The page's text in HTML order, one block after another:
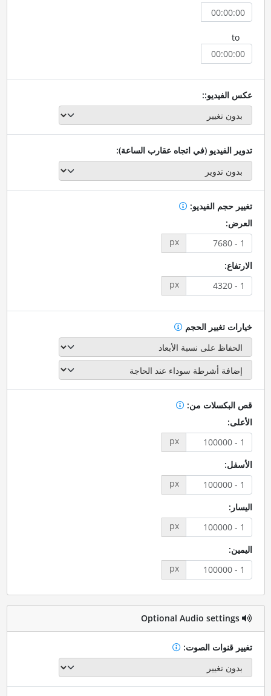
to
عكس الفيديو::
تدوير الفيديو (في اتجاه عقارب الساعة):
تغيير حجم الفيديو:
العرض:
px
الارتفاع:
px
خيارات تغيير الحجم
قص البكسلات من:
الأعلى:
px
الأسفل:
px
اليسار:
px
اليمين:
px
Optional Audio settings
تغيير قنوات الصوت: